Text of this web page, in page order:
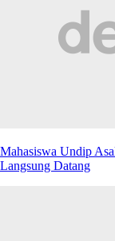
Mahasiswa Undip
Langsung Datang